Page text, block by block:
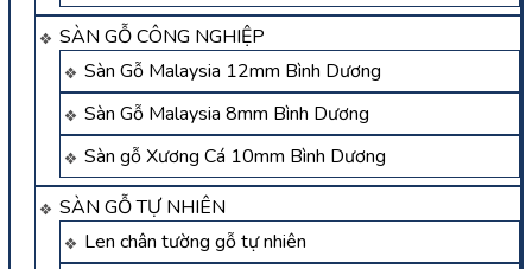
SÀN GỖ CÔNG NGHIỆP
Sàn Gỗ Malaysia 12mm Bình Dương
Sàn Gỗ Malaysia 8mm Bình Dương
Sàn gỗ Xương Cá 10mm Bình Dương
SÀN GỖ TỰ NHIÊN
Len chân tường gỗ tự nhiên